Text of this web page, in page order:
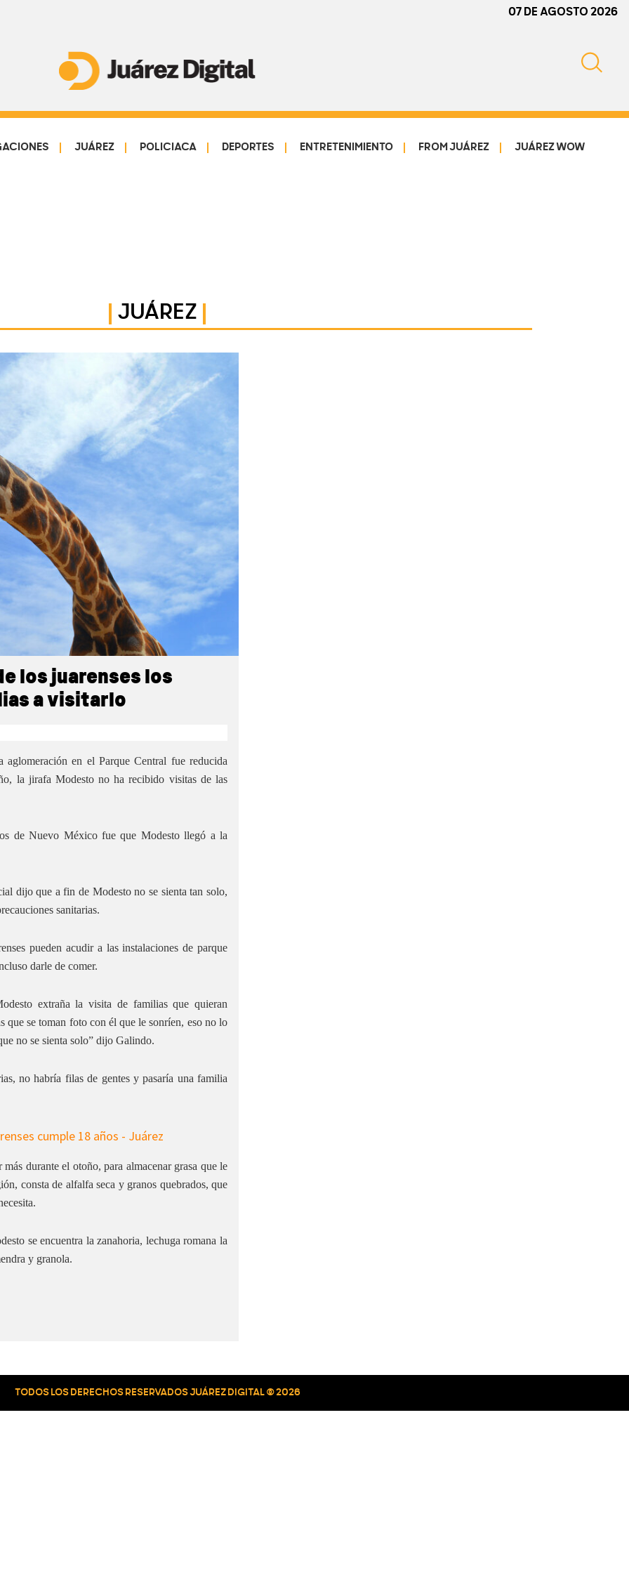
07 DE AGOSTO 2026
Digital
y
protegemos
JUÁREZ POLICIACA DEPORTES ENTRETENIMIENTO FROM JUÁREZ JUÁREZ WOW
JUÁREZ
los juarenses los
a visitarlo
en el Parque Central fue reducida
la jirafa Modesto no ha recibido visitas de las
de Nuevo México fue que Modesto llegó a la
dijo que a fin de Modesto no se sienta tan solo,
sanitarias.
pueden acudir a las instalaciones de parque
darle de comer.
extraña la visita de familias que quieran
que se toman foto con él que le sonríen, eso no lo
no se sienta solo” dijo Galindo.
no habría filas de gentes y pasaría una familia
durante el otoño, para almacenar grasa que le
consta de alfalfa seca y granos quebrados, que
se encuentra la zanahoria, lechuga romana la
y granola.
TODOS LOS DERECHOS RESERVADOS JUÁREZ DIGITAL © 2026